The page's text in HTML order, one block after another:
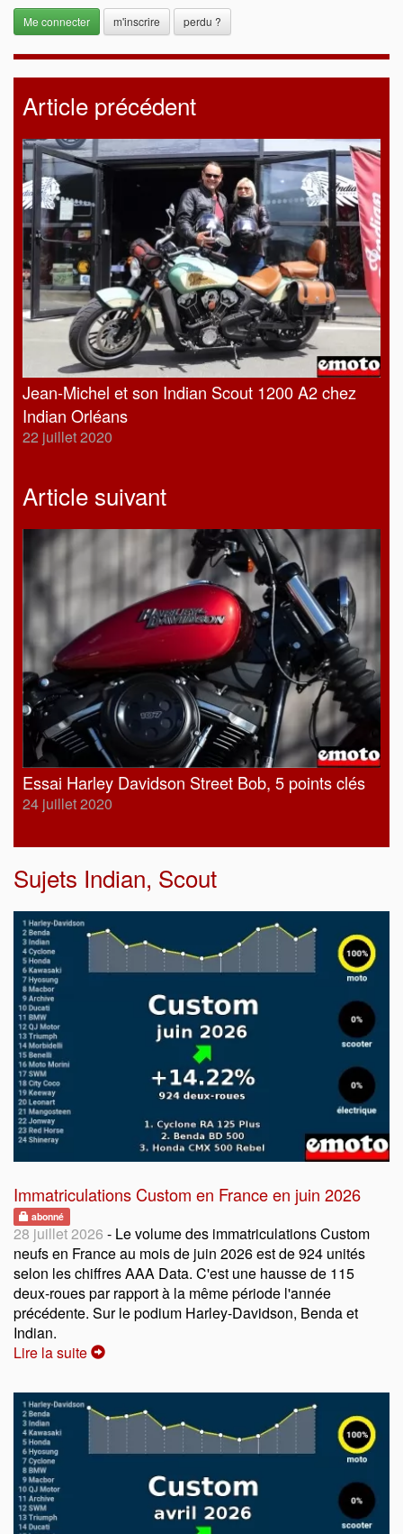
m'inscrire perdu ?
Article précédent
Jean-Michel et son Indian Scout 1200 A2 chez
Indian Orléans
22 juillet 2020
Article suivant
Essai Harley Davidson Street Bob, 5 points clés
24 juillet 2020
Sujets Indian, Scout
Immatriculations Custom en France en juin 2026
abonné
28 juillet 2026 - Le volume des immatriculations Custom
neufs en France au mois de juin 2026 est de 924 unités
selon les chiffres AAA Data. C'est une hausse de 115
deux-roues par rapport à la même période l'année
précédente. Sur le podium Harley-Davidson, Benda et
Indian.
Lire la suite